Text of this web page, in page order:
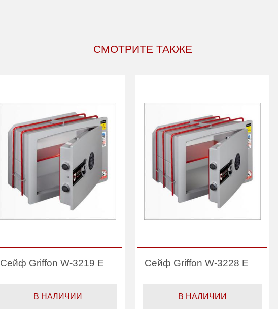
СМОТРИТЕ ТАКЖЕ
Сейф Griffon W-3219 E
В НАЛИЧИИ
Сейф Griffon W-3228 E
В НАЛИЧИИ